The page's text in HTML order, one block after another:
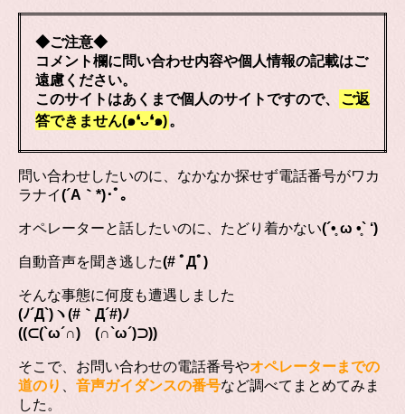
◆ご注意◆
コメント欄に問い合わせ内容や個人情報の記載はご
遠慮ください。
このサイトはあくまで個人のサイトですので、
ご返
答できません(๑❛ᴗ❛๑)。
問い合わせしたいのに、なかなか探せず電話番号がワカ
ラナイ(´A｀*)･ﾟ｡
オペレーターと話したいのに、たどり着かない(´•̥ ω •̥` ‘)
自動音声を聞き逃した(# ﾟДﾟ)
そんな事態に何度も遭遇しました
(ﾉ´Д`)ヽ(#｀Д´#)ﾉ
((⊂(`ω´∩) (∩`ω´)⊃))
そこで、お問い合わせの電話番号やオペレーターまでの
道のり
音声ガイダンスの番号など調べてまとめてみま
した。